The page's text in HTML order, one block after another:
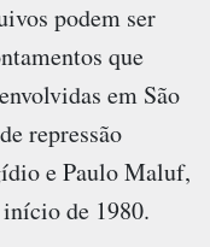
podem ser
que
em São
repressão
e Paulo Maluf,
de 1980.